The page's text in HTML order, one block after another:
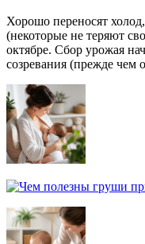
Хорошо переносят
(некоторые не теряют
октябре. Сбор урожая
созревания (прежде чем